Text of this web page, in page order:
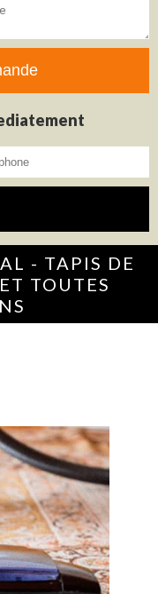
- TAPIS DE
TOUTES